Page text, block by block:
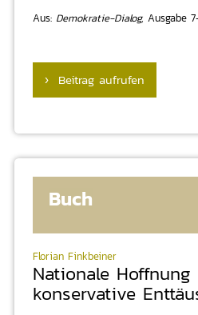
Aus: Demokratie-Dialog, Ausgabe
› Beitrag aufrufen
Buch
Florian Finkbeiner
Nationale Hoffnung
konservative